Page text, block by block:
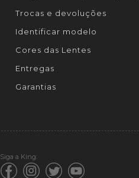
Trocas e devoluções
Identificar modelo
Cores das Lentes
Entregas
Garantias
Siga a King: